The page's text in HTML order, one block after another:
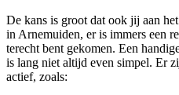
De kans is groot dat ook jij aan
in Arnemuiden, er is immers een
terecht bent gekomen. Een
is lang niet altijd even simpel. Er
actief, zoals: